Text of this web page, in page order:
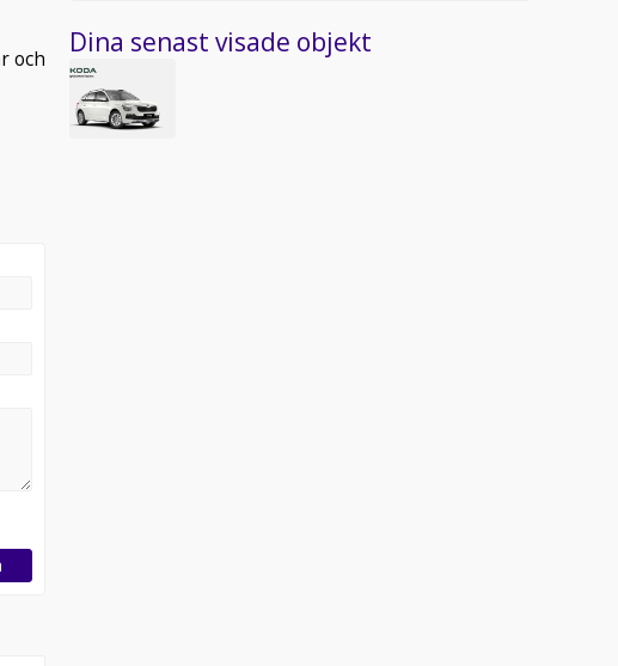
och
Dina senast visade objekt